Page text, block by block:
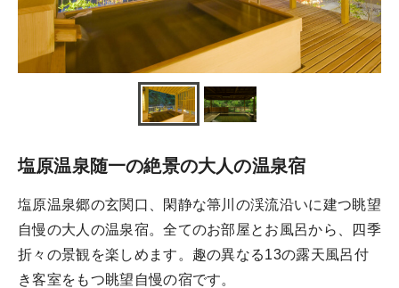
塩原温泉随一の絶景の大人の温泉宿
塩原温泉郷の玄関口、閑静な箒川の渓流沿いに建つ眺望
自慢の大人の温泉宿。全てのお部屋とお風呂から、四季
折々の景観を楽しめます。趣の異なる13の露天風呂付
き客室をもつ眺望自慢の宿です。